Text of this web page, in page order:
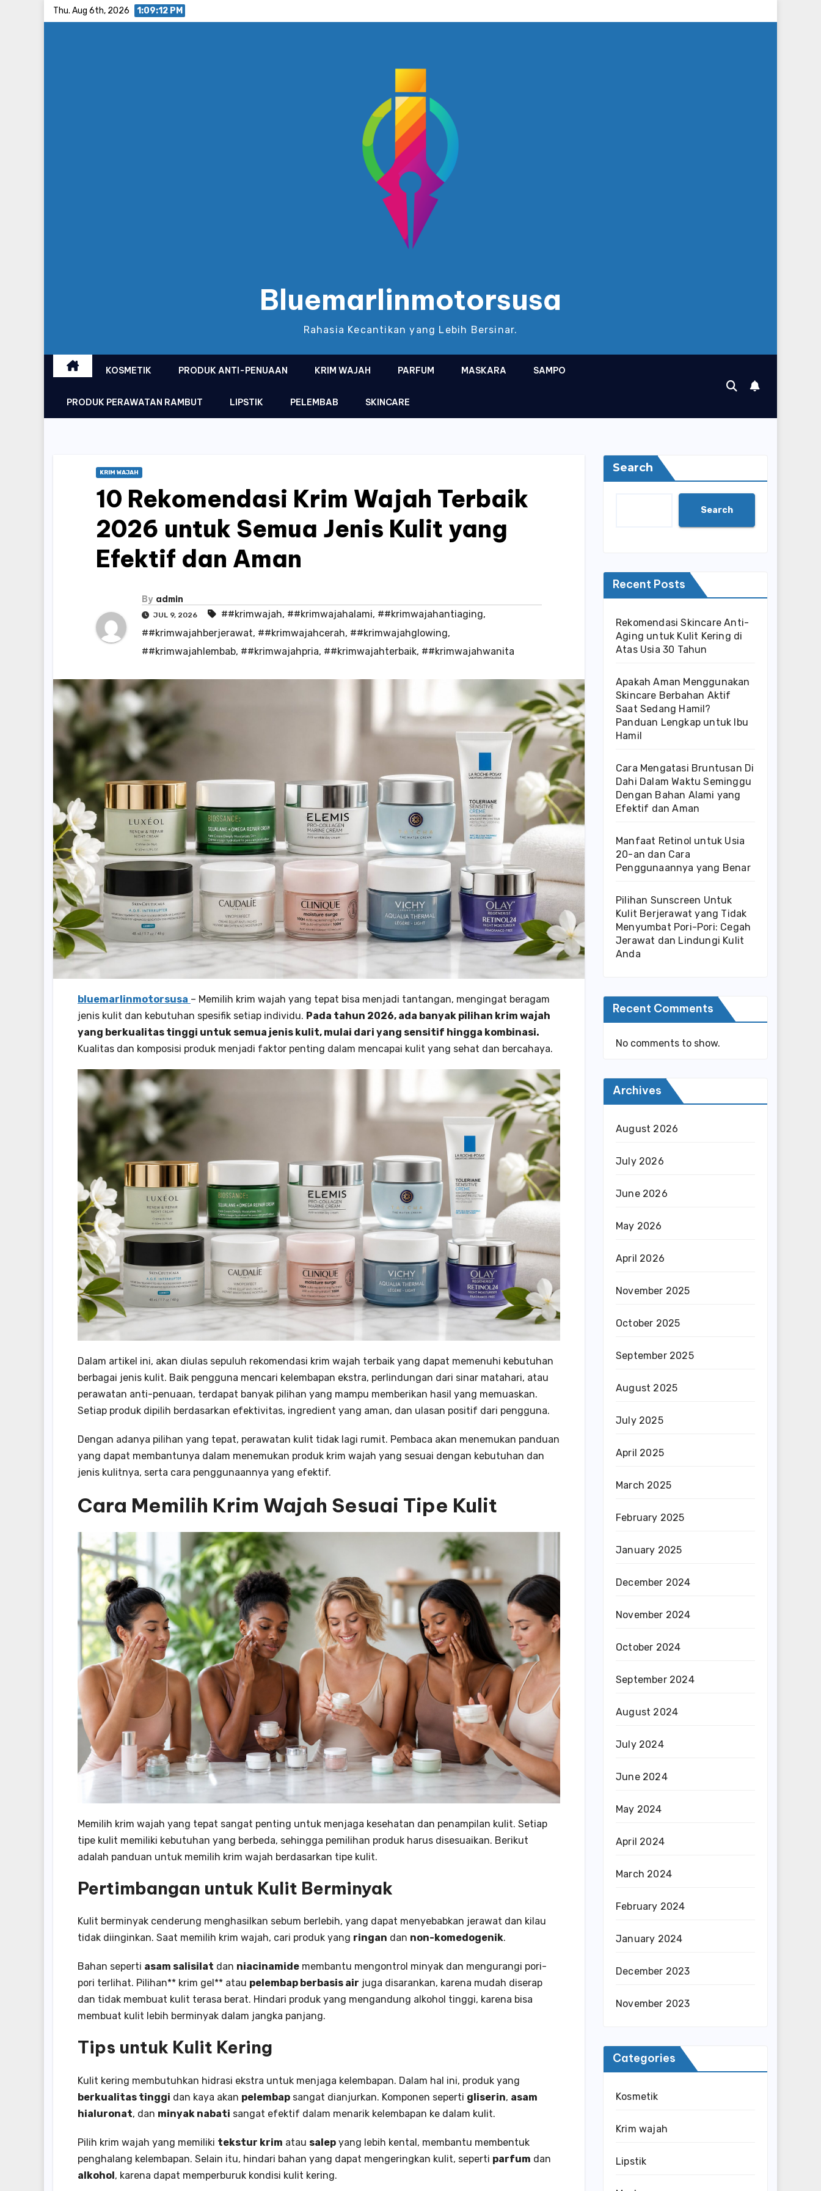
Thu. Aug 6th, 2026 1:09:13 PM
Bluemarlinmotorsusa
Rahasia Kecantikan yang Lebih Bersinar.
KOSMETIK PRODUK ANTI-PENUAAN KRIM WAJAH PARFUM MASKARA SAMPO
PRODUK PERAWATAN RAMBUT LIPSTIK PELEMBAB SKINCARE
KRIM WAJAH
10 Rekomendasi Krim Wajah Terbaik
2026 untuk Semua Jenis Kulit yang
Efektif dan Aman
By admin
JUL 9, 2026 ##krimwajah, ##krimwajahalami, ##krimwajahantiaging,
##krimwajahberjerawat, ##krimwajahcerah, ##krimwajahglowing,
##krimwajahlembab, ##krimwajahpria, ##krimwajahterbaik, ##krimwajahwanita
bluemarlinmotorsusa – Memilih krim wajah yang tepat bisa menjadi tantangan, mengingat beragam
jenis kulit dan kebutuhan spesifik setiap individu. Pada tahun 2026, ada banyak pilihan krim wajah
yang berkualitas tinggi untuk semua jenis kulit, mulai dari yang sensitif hingga kombinasi.
Kualitas dan komposisi produk menjadi faktor penting dalam mencapai kulit yang sehat dan bercahaya.
Dalam artikel ini, akan diulas sepuluh rekomendasi krim wajah terbaik yang dapat memenuhi kebutuhan
berbagai jenis kulit. Baik pengguna mencari kelembapan ekstra, perlindungan dari sinar matahari, atau
perawatan anti-penuaan, terdapat banyak pilihan yang mampu memberikan hasil yang memuaskan.
Setiap produk dipilih berdasarkan efektivitas, ingredient yang aman, dan ulasan positif dari pengguna.
Dengan adanya pilihan yang tepat, perawatan kulit tidak lagi rumit. Pembaca akan menemukan panduan
yang dapat membantunya dalam menemukan produk krim wajah yang sesuai dengan kebutuhan dan
jenis kulitnya, serta cara penggunaannya yang efektif.
Cara Memilih Krim Wajah Sesuai Tipe Kulit
Memilih krim wajah yang tepat sangat penting untuk menjaga kesehatan dan penampilan kulit. Setiap
tipe kulit memiliki kebutuhan yang berbeda, sehingga pemilihan produk harus disesuaikan. Berikut
adalah panduan untuk memilih krim wajah berdasarkan tipe kulit.
Pertimbangan untuk Kulit Berminyak
Kulit berminyak cenderung menghasilkan sebum berlebih, yang dapat menyebabkan jerawat dan kilau
tidak diinginkan. Saat memilih krim wajah, cari produk yang ringan dan non-komedogenik.
Bahan seperti asam salisilat dan niacinamide membantu mengontrol minyak dan mengurangi pori-
pori terlihat. Pilihan** krim gel** atau pelembap berbasis air juga disarankan, karena mudah diserap
dan tidak membuat kulit terasa berat. Hindari produk yang mengandung alkohol tinggi, karena bisa
membuat kulit lebih berminyak dalam jangka panjang.
Tips untuk Kulit Kering
Kulit kering membutuhkan hidrasi ekstra untuk menjaga kelembapan. Dalam hal ini, produk yang
berkualitas tinggi dan kaya akan pelembap sangat dianjurkan. Komponen seperti gliserin, asam
hialuronat, dan minyak nabati sangat efektif dalam menarik kelembapan ke dalam kulit.
Pilih krim wajah yang memiliki tekstur krim atau salep yang lebih kental, membantu membentuk
penghalang kelembapan. Selain itu, hindari bahan yang dapat mengeringkan kulit, seperti parfum dan
alkohol, karena dapat memperburuk kondisi kulit kering.
Search
Search
Recent Posts
Rekomendasi Skincare Anti-
Aging untuk Kulit Kering di
Atas Usia 30 Tahun
Apakah Aman Menggunakan
Skincare Berbahan Aktif
Saat Sedang Hamil?
Panduan Lengkap untuk Ibu
Hamil
Cara Mengatasi Bruntusan Di
Dahi Dalam Waktu Seminggu
Dengan Bahan Alami yang
Efektif dan Aman
Manfaat Retinol untuk Usia
20-an dan Cara
Penggunaannya yang Benar
Pilihan Sunscreen Untuk
Kulit Berjerawat yang Tidak
Menyumbat Pori-Pori: Cegah
Jerawat dan Lindungi Kulit
Anda
Recent Comments
No comments to show.
Archives
August 2026
July 2026
June 2026
May 2026
April 2026
November 2025
October 2025
September 2025
August 2025
July 2025
April 2025
March 2025
February 2025
January 2025
December 2024
November 2024
October 2024
September 2024
August 2024
July 2024
June 2024
May 2024
April 2024
March 2024
February 2024
January 2024
December 2023
November 2023
Categories
Kosmetik
Krim wajah
Lipstik